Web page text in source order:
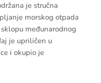
je stručna
morskog otpada
međunarodnog
je upriličen u
i okupio je